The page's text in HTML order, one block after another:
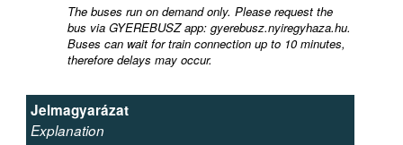
The buses run on demand only. Please request the
bus via GYEREBUSZ app: gyerebusz.nyiregyhaza.hu.
Buses can wait for train connection up to 10 minutes,
therefore delays may occur.
Jelmagyarázat
Explanation